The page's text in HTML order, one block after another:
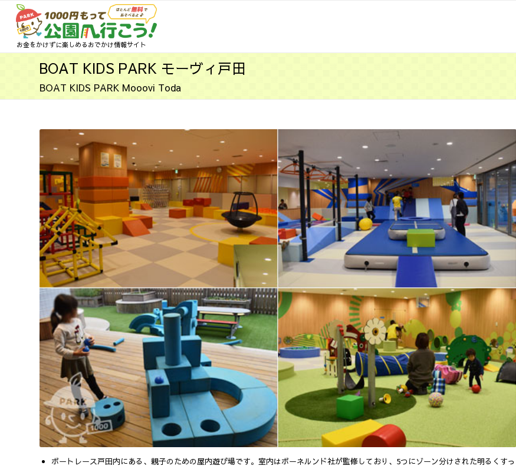
お金をかけずに楽しめるおでかけ情報サイト
BOAT KIDS PARK モーヴィ戸田
BOAT KIDS PARK Mooovi Toda
ボートレース戸田内にある、親子のための屋内遊び場です。室内はボーネルンド社が監修しており、5つにゾーン分けされた明るくすっ